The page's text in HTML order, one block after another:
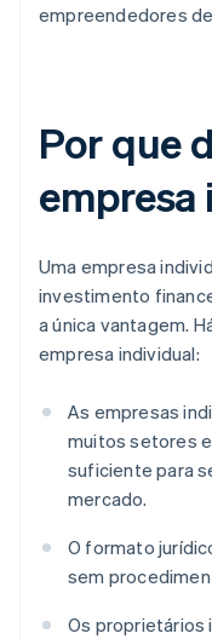
empreendedores
Por que
Uma empresa
investimento
a única vantagem.
empresa individual:
As empresas
muitos setores
suficiente para
mercado.
O formato
sem
Os proprietários